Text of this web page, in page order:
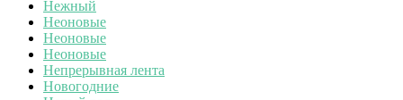
Нежный
Неоновые
Неоновые
Неоновые
Непрерывная лента
Новогодние